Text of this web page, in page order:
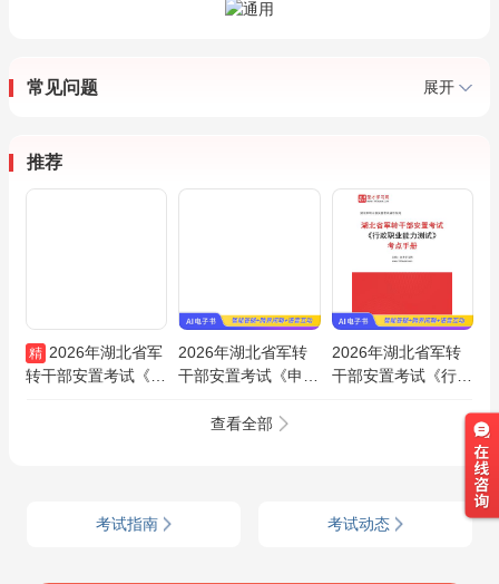
常见问题 展开
推荐
精 2026年湖北省军
转干部安置考试《申
2026年湖北省军转
干部安置考试《申
2026年湖北省军转
干部安置考试《行政
查看全部
考试指南 考试动态